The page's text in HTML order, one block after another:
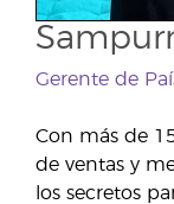
Gerente de
Con más de
de ventas y
los secretos